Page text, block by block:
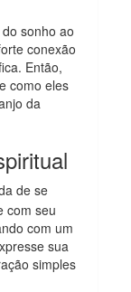
sonho ao
conexão
Então,
como eles
da
de se
com seu
com um
sua
simples